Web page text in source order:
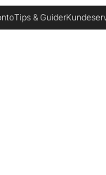
Tips & Guider